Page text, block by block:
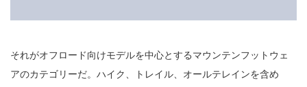
それがオフロード向けモデルを中心とするマウンテンフットウェ
アのカテゴリーだ。ハイク、トレイル、オールテレインを含め